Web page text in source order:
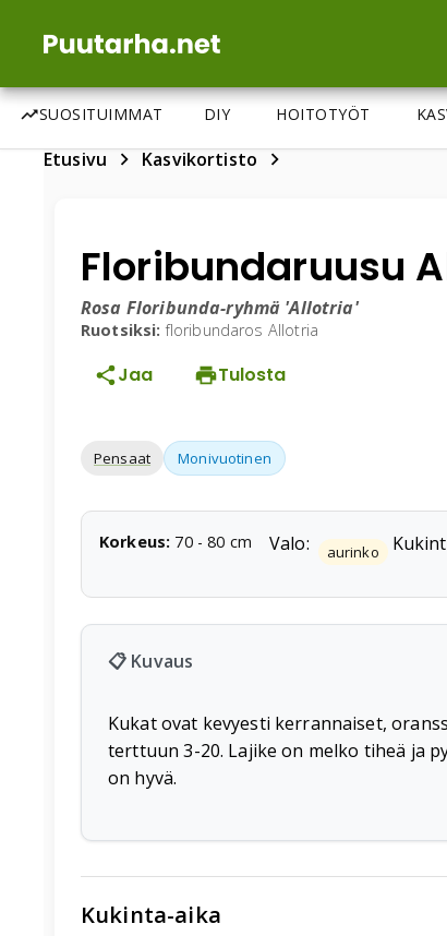
SUOSITUIMMAT DIY HOITOTYÖT
Etusivu Kasvikortisto
Floribundaruusu
Rosa Floribunda-ryhmä 'Allotria'
Ruotsiksi: floribundaros Allotria
Jaa Tulosta
Pensaat Monivuotinen
Korkeus: 70-80 cm Valo: aurinko
📋 Kuvaus
Kukat ovat kevyesti kerrannaiset,
terttuun 3-20. Lajike on melko tiheä ja
on hyvä.
Kukinta-aika